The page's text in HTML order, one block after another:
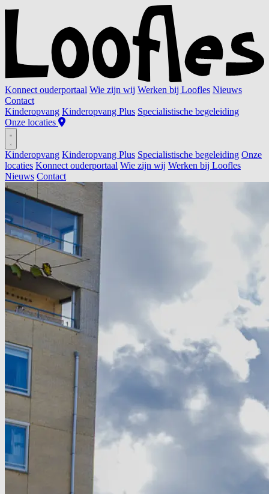
Konnect ouderportaal Wie zijn wij Werken bij Loofles Nieuws
Contact
Kinderopvang Kinderopvang Plus Specialistische begeleiding
Onze locaties
Kinderopvang Kinderopvang Plus Specialistische begeleiding Onze
locaties Konnect ouderportaal Wie zijn wij Werken bij Loofles
Nieuws Contact